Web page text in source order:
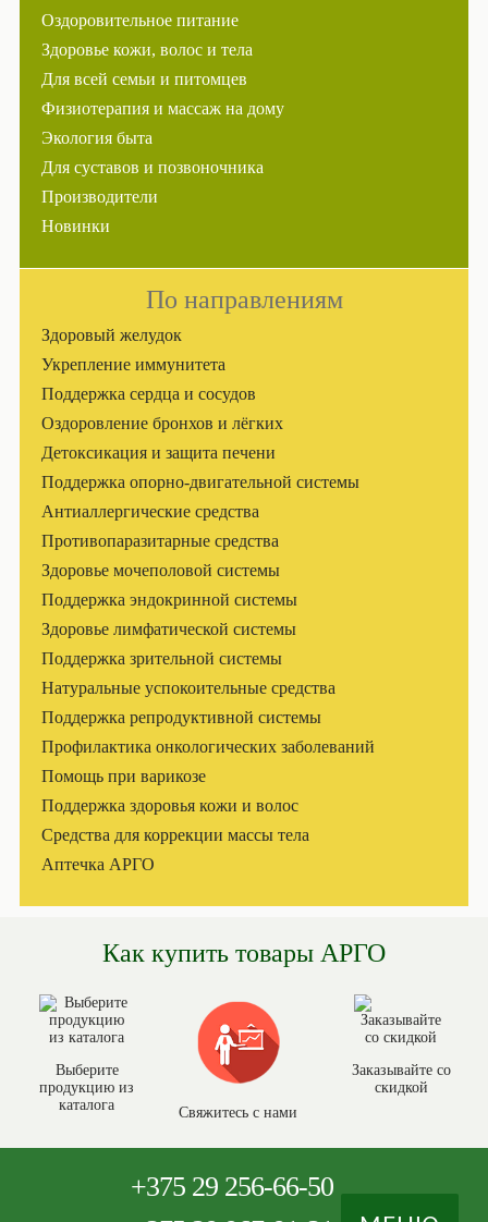
Оздоровительное питание
Здоровье кожи, волос и тела
Для всей семьи и питомцев
Физиотерапия и массаж на дому
Экология быта
Для суставов и позвоночника
Производители
Новинки
По направлениям
Здоровый желудок
Укрепление иммунитета
Поддержка сердца и сосудов
Оздоровление бронхов и лёгких
Детоксикация и защита печени
Поддержка опорно-двигательной системы
Антиаллергические средства
Противопаразитарные средства
Здоровье мочеполовой системы
Поддержка эндокринной системы
Здоровье лимфатической системы
Поддержка зрительной системы
Натуральные успокоительные средства
Поддержка репродуктивной системы
Профилактика онкологических заболеваний
Помощь при варикозе
Поддержка здоровья кожи и волос
Средства для коррекции массы тела
Аптечка АРГО
Как купить товары АРГО
Выберите
продукцию из
каталога
Свяжитесь с нами
Заказывайте со
скидкой
+375 29 256-66-50